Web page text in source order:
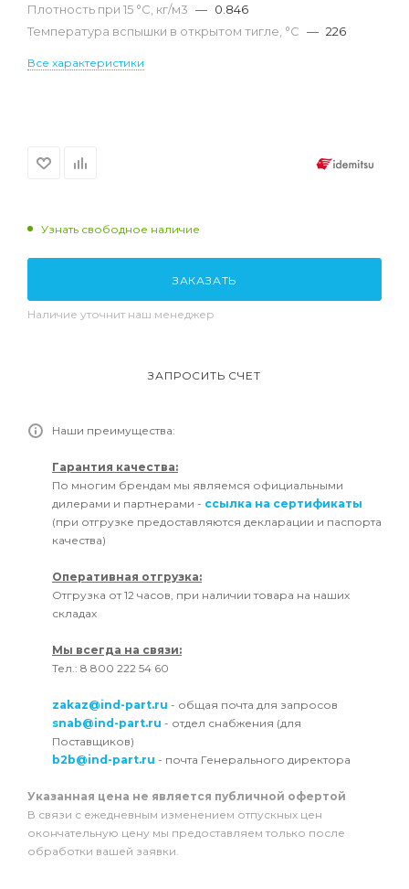
Плотность при 15 °С, кг/м3 — 0.846
Температура вспышки в открытом тигле, °С — 226
Все характеристики
Узнать свободное наличие
ЗАКАЗАТЬ
Наличие уточнит наш менеджер
ЗАПРОСИТЬ СЧЕТ
Наши преимущества:
Гарантия качества:
По многим брендам мы являемся официальными
дилерами и партнерами - ссылка на сертификаты
(при отгрузке предоставляются декларации и паспорта
качества)
Оперативная отгрузка:
Отгрузка от 12 часов, при наличии товара на наших
складах
Мы всегда на связи:
Тел.: 8 800 222 54 60
zakaz@ind-part.ru - общая почта для запросов
snab@ind-part.ru - отдел снабжения (для
Поставщиков)
b2b@ind-part.ru - почта Генерального директора
Указанная цена не является публичной офертой
В связи с ежедневным изменением отпускных цен
окончательную цену мы предоставляем только после
обработки вашей заявки.